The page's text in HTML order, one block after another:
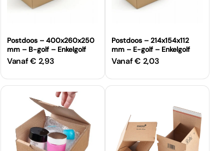
Postdoos – 400x260x250
mm – B-golf – Enkelgolf
Normale
Vanaf € 2,93
Postdoos – 214x154x112
mm – E-golf – Enkelgolf
Normale
Vanaf € 2,03